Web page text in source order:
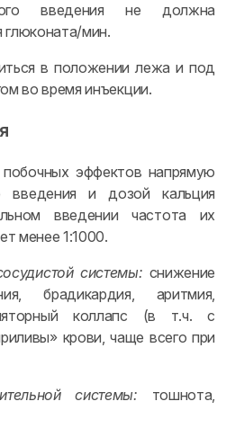
введения не должна
глюконата/мин.
в положении лежа и под
во время инъекции.
побочных эффектов напрямую
введения и дозой кальция
введении частота их
менее 1:1000.
системы: снижение
брадикардия, аритмия,
коллапс (в т.ч. с
крови, чаще всего при
системы: тошнота,